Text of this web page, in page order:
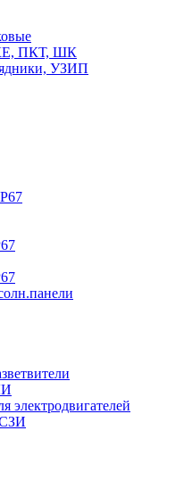
ПКТ, ШК
УЗИП
электродвигателей